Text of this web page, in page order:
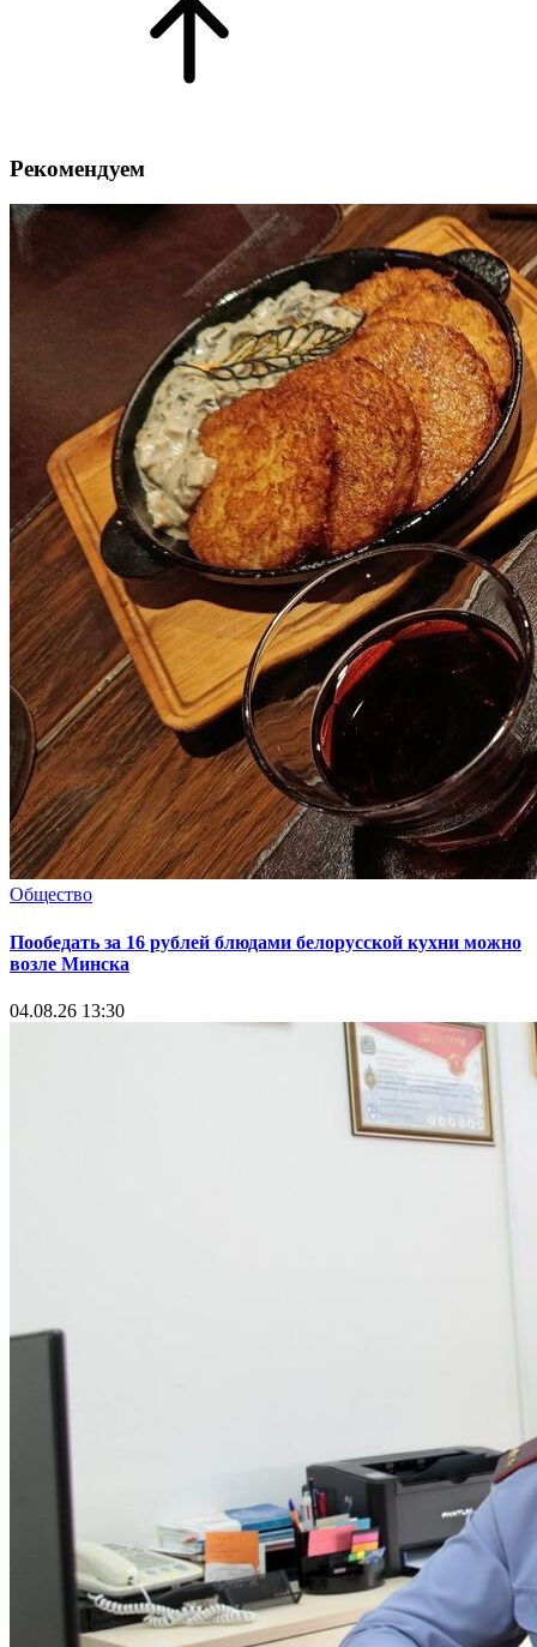
Рекомендуем
Общество
Пообедать за 16 рублей блюдами белорусской кухни можно
возле Минска
04.08.26 13:30